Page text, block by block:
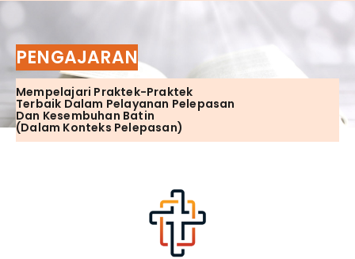
PENGAJARAN
Mempelajari Praktek-Praktek
Terbaik Dalam Pelayanan Pelepasan
Dan Kesembuhan Batin
(Dalam Konteks Pelepasan)